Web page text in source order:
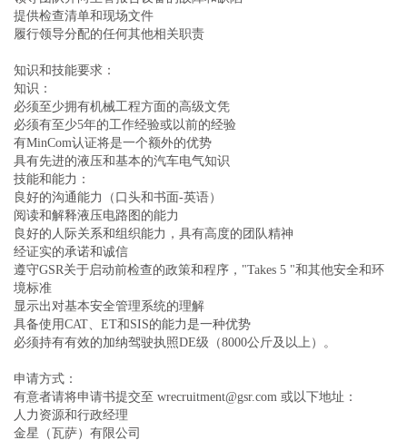
提供检查清单和现场文件
履行领导分配的任何其他相关职责
知识和技能要求：
知识：
必须至少拥有机械工程方面的高级文凭
必须有至少5年的工作经验或以前的经验
有MinCom认证将是一个额外的优势
具有先进的液压和基本的汽车电气知识
技能和能力：
良好的沟通能力（口头和书面-英语）
阅读和解释液压电路图的能力
良好的人际关系和组织能力，具有高度的团队精神
经证实的承诺和诚信
遵守GSR关于启动前检查的政策和程序，"Takes 5 "和其他安全和环
境标准
显示出对基本安全管理系统的理解
具备使用CAT、ET和SIS的能力是一种优势
必须持有有效的加纳驾驶执照DE级（8000公斤及以上）。
申请方式：
有意者请将申请书提交至 wrecruitment@gsr.com 或以下地址：
人力资源和行政经理
金星（瓦萨）有限公司